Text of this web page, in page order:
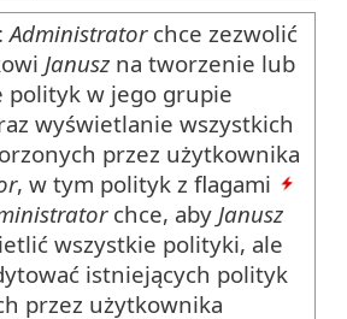
:Administratorchce zezwolić
Janusz na tworzenie lub
polityk w jego grupie
wyświetlanie wszystkich
przez użytkownika
, w tym polityk z flagami
chce, aby Janusz
wszystkie polityki, ale
istniejących polityk
przez użytkownika